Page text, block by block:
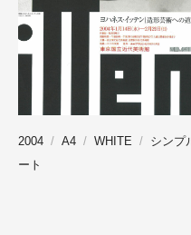
2004 A4 WHITE シンプ
ート